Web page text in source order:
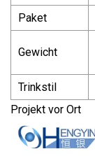
Paket
Gewicht
Trinkstil
Projekt vor Ort